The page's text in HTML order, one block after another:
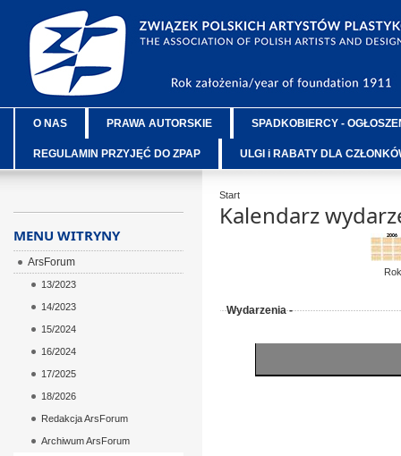
O NAS PRAWA AUTORSKIE SPADKOBIERCY -
REGULAMIN PRZYJĘĆ DO ZPAP ULGI i RABATY DLA
Start
Kalendarz
Rok
Wydarzenia -
MENU WITRYNY
ArsForum
13/2023
14/2023
15/2024
16/2024
17/2025
18/2026
Redakcja ArsForum
Archiwum ArsForum